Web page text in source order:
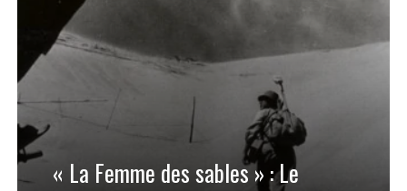
« La Femme des sables » : Le